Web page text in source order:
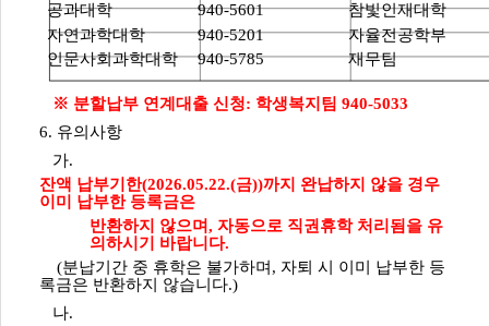
공과대학
940-5601
참빛인재대학
자연과학대학
940-5201
자율전공학부
인문사회과학대학
940-5785 재무팀
※ 분할납부 연계대출 신청: 학생복지팀 940-5033
6. 유의사항
가.
잔액 납부기한(2026.05.22.(금))까지 완납하지 않을 경우
이미 납부한 등록금은
반환하지 않으며, 자동으로 직권휴학 처리됨을 유
의하시기 바랍니다.
(분납기간 중 휴학은 불가하며, 자퇴 시 이미 납부한 등
록금은 반환하지 않습니다.)
나.